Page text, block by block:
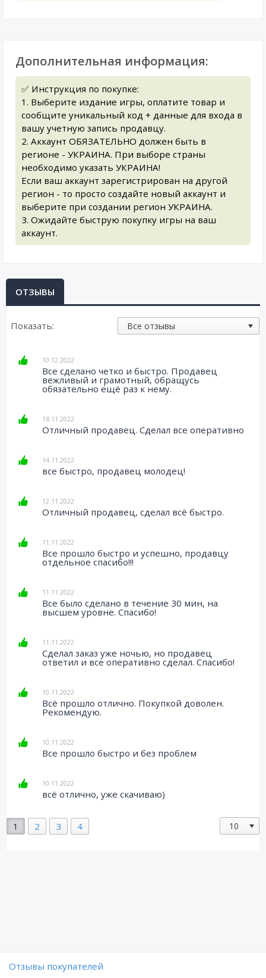
Дополнительная информация:
✅ Инструкция по покупке:
1. Выберите издание игры, оплатите товар и
сообщите уникальный код + данные для входа в
вашу учетную запись продавцу.
2. Аккаунт ОБЯЗАТЕЛЬНО должен быть в
регионе - УКРАИНА. При выборе страны
необходимо указать УКРАИНА!
Если ваш аккаунт зарегистрирован на другой
регион - то просто создайте новый аккаунт и
выберите при создании регион УКРАИНА.
3. Ожидайте быструю покупку игры на ваш
аккаунт.
ОТЗЫВЫ
Показать:
10.12.2022
Все сделано четко и быстро. Продавец
вежливый и грамотный, обращусь
обязательно ещё раз к нему.
18.11.2022
Отличный продавец. Сделал все оперативно
14.11.2022
все быстро, продавец молодец!
12.11.2022
Отличный продавец, сделал всё быстро.
11.11.2022
Все прошло быстро и успешно, продавцу
отдельное спасибо!!!
11.11.2022
Все было сделано в течение 30 мин, на
высшем уровне. Спасибо!
11.11.2022
Сделал заказ уже ночью, но продавец
ответил и все оперативно сделал. Спасибо!
10.11.2022
Всё прошло отлично. Покупкой доволен.
Рекомендую.
10.11.2022
Все прошло быстро и без проблем
10.11.2022
всё отлично, уже скачиваю)
1 2 3 4
Отзывы покупателей